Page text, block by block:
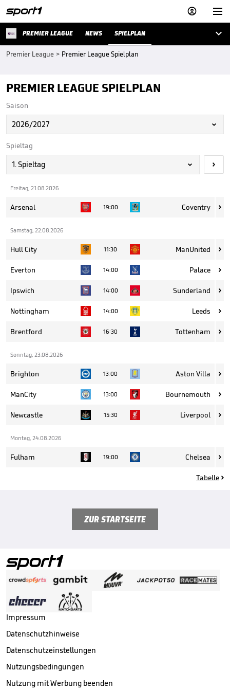


PREMIER LEAGUE NEWS SPIELPLAN 
Premier League > Premier League Spielplan
PREMIER LEAGUE SPIELPLAN
Saison
2026/2027 
Spieltag
1. Spieltag  
Freitag, 21.08.2026
Arsenal 19:00 Coventry 
Samstag, 22.08.2026
Hull City 11:30 ManUnited 
Everton 14:00 Palace 
Ipswich 14:00 Sunderland 
Nottingham 14:00 Leeds 
Brentford 16:30 Tottenham 
Sonntag, 23.08.2026
Brighton 13:00 Aston Villa 
ManCity 13:00 Bournemouth 
Newcastle 15:30 Liverpool 
Montag, 24.08.2026
Fulham 19:00 Chelsea 
Tabelle 
ZUR STARTSEITE
Impressum
Datenschutzhinweise
Datenschutzeinstellungen
Nutzungsbedingungen
Nutzung mit Werbung beenden